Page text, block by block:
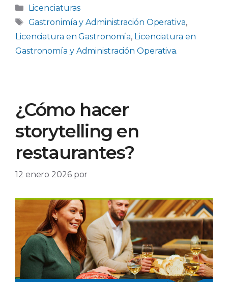
Categorías
Licenciaturas
Etiquetas
Gastronimía y Administración Operativa,
Licenciatura en Gastronomía, Licenciatura en
Gastronomía y Administración Operativa.
¿Cómo hacer
storytelling en
restaurantes?
12 enero 2026 por